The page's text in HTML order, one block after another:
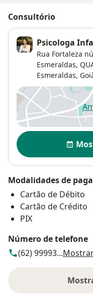
Consultório
Psicologa
Rua Fortaleza
Esmeraldas,
Esmeraldas,
Disponibilidade
Modalidades de
Cartão de Débito
Cartão de Crédito
PIX
Número de telefone
(62) 99993...